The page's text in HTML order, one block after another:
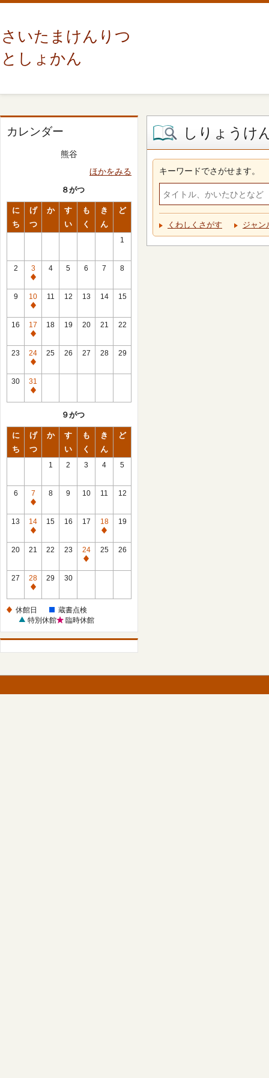
さいたまけんりつ
としょかん
カレンダー
熊谷
ほかをみる
８がつ
に
ち
げ
つ
か
す
い
も
く
き
ん
ど
1
2
3
休
館
日
4 5 6 7 8
9
10
休
館
日
11 12 13 14 15
16
17
休
館
日
18 19 20 21 22
23
24
休
館
日
25 26 27 28 29
30
31
休
９がつ
に
ち
げ
つ
か
す
い
も
く
き
ん
ど
1 2 3 4 5
6
7
休
館
日
8 9 10 11 12
13
14
休
館
15 16 17
18
休
館
19
20 21 22 23
24
休
25 26
27
28
休
日
29 30
休館日
蔵書点検
特別休館
臨時休館
しりょうけ
キーワードでさがせます。
くわしくさがす ジャン